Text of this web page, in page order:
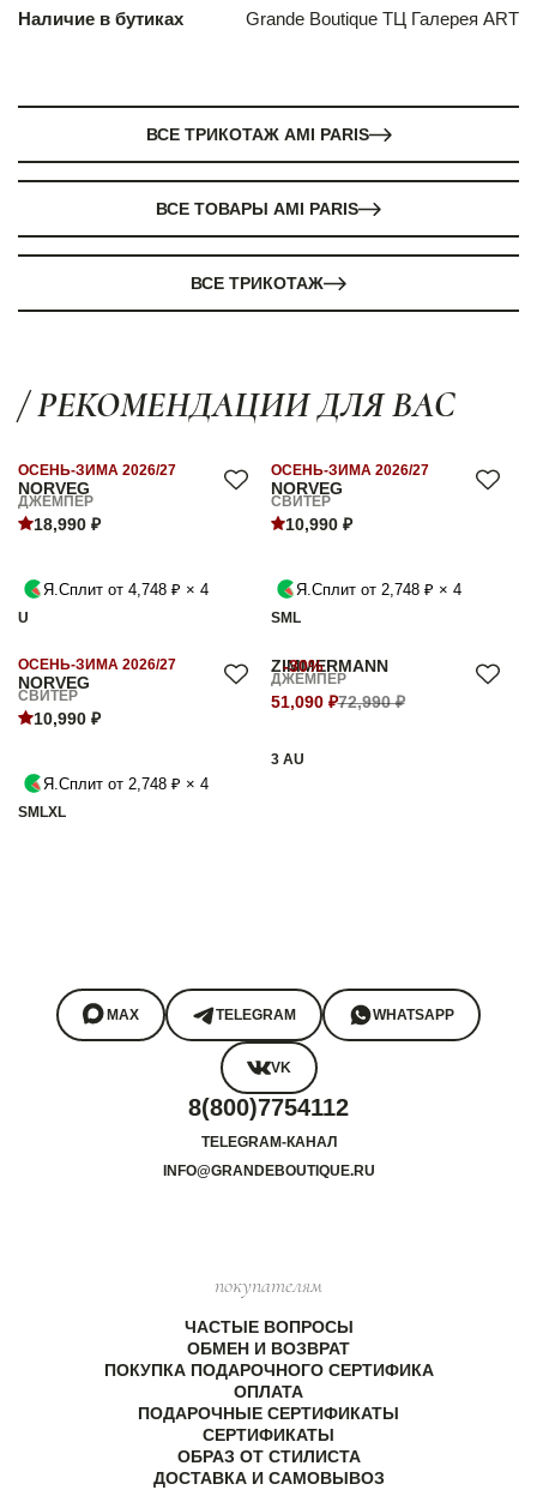
Наличие в бутиках
Grande Boutique ТЦ Галерея ART
ВСЕ ТРИКОТАЖ AMI PARIS
ВСЕ ТОВАРЫ AMI PARIS
ВСЕ ТРИКОТАЖ
/ РЕКОМЕНДАЦИИ ДЛЯ ВАС
NORVEG
ОСЕНЬ-ЗИМА 2026/27
ДЖЕМПЕР
18,990 ₽
Я.Сплит от 4,748 ₽ × 4
U
NORVEG
ОСЕНЬ-ЗИМА 2026/27
СВИТЕР
10,990 ₽
Я.Сплит от 2,748 ₽ × 4
SM L
NORVEG
ОСЕНЬ-ЗИМА 2026/27
СВИТЕР
10,990 ₽
Я.Сплит от 2,748 ₽ × 4
SM LXL
-30%
ZIMMERMANN
ДЖЕМПЕР
51,090 ₽72,990 ₽
3 AU
MAX TELEGRAM WHATSAPP
VK
8(800)7754112
TELEGRAM-КАНАЛ
INFO@GRANDEBOUTIQUE.RU
покупателям
ЧАСТЫЕ ВОПРОСЫ
ОБМЕН И ВОЗВРАТ
ПОКУПКА ПОДАРОЧНОГО СЕРТИФИКА
ОПЛАТА
ПОДАРОЧНЫЕ СЕРТИФИКАТЫ
СЕРТИФИКАТЫ
ОБРАЗ ОТ СТИЛИСТА
ДОСТАВКА И САМОВЫВОЗ